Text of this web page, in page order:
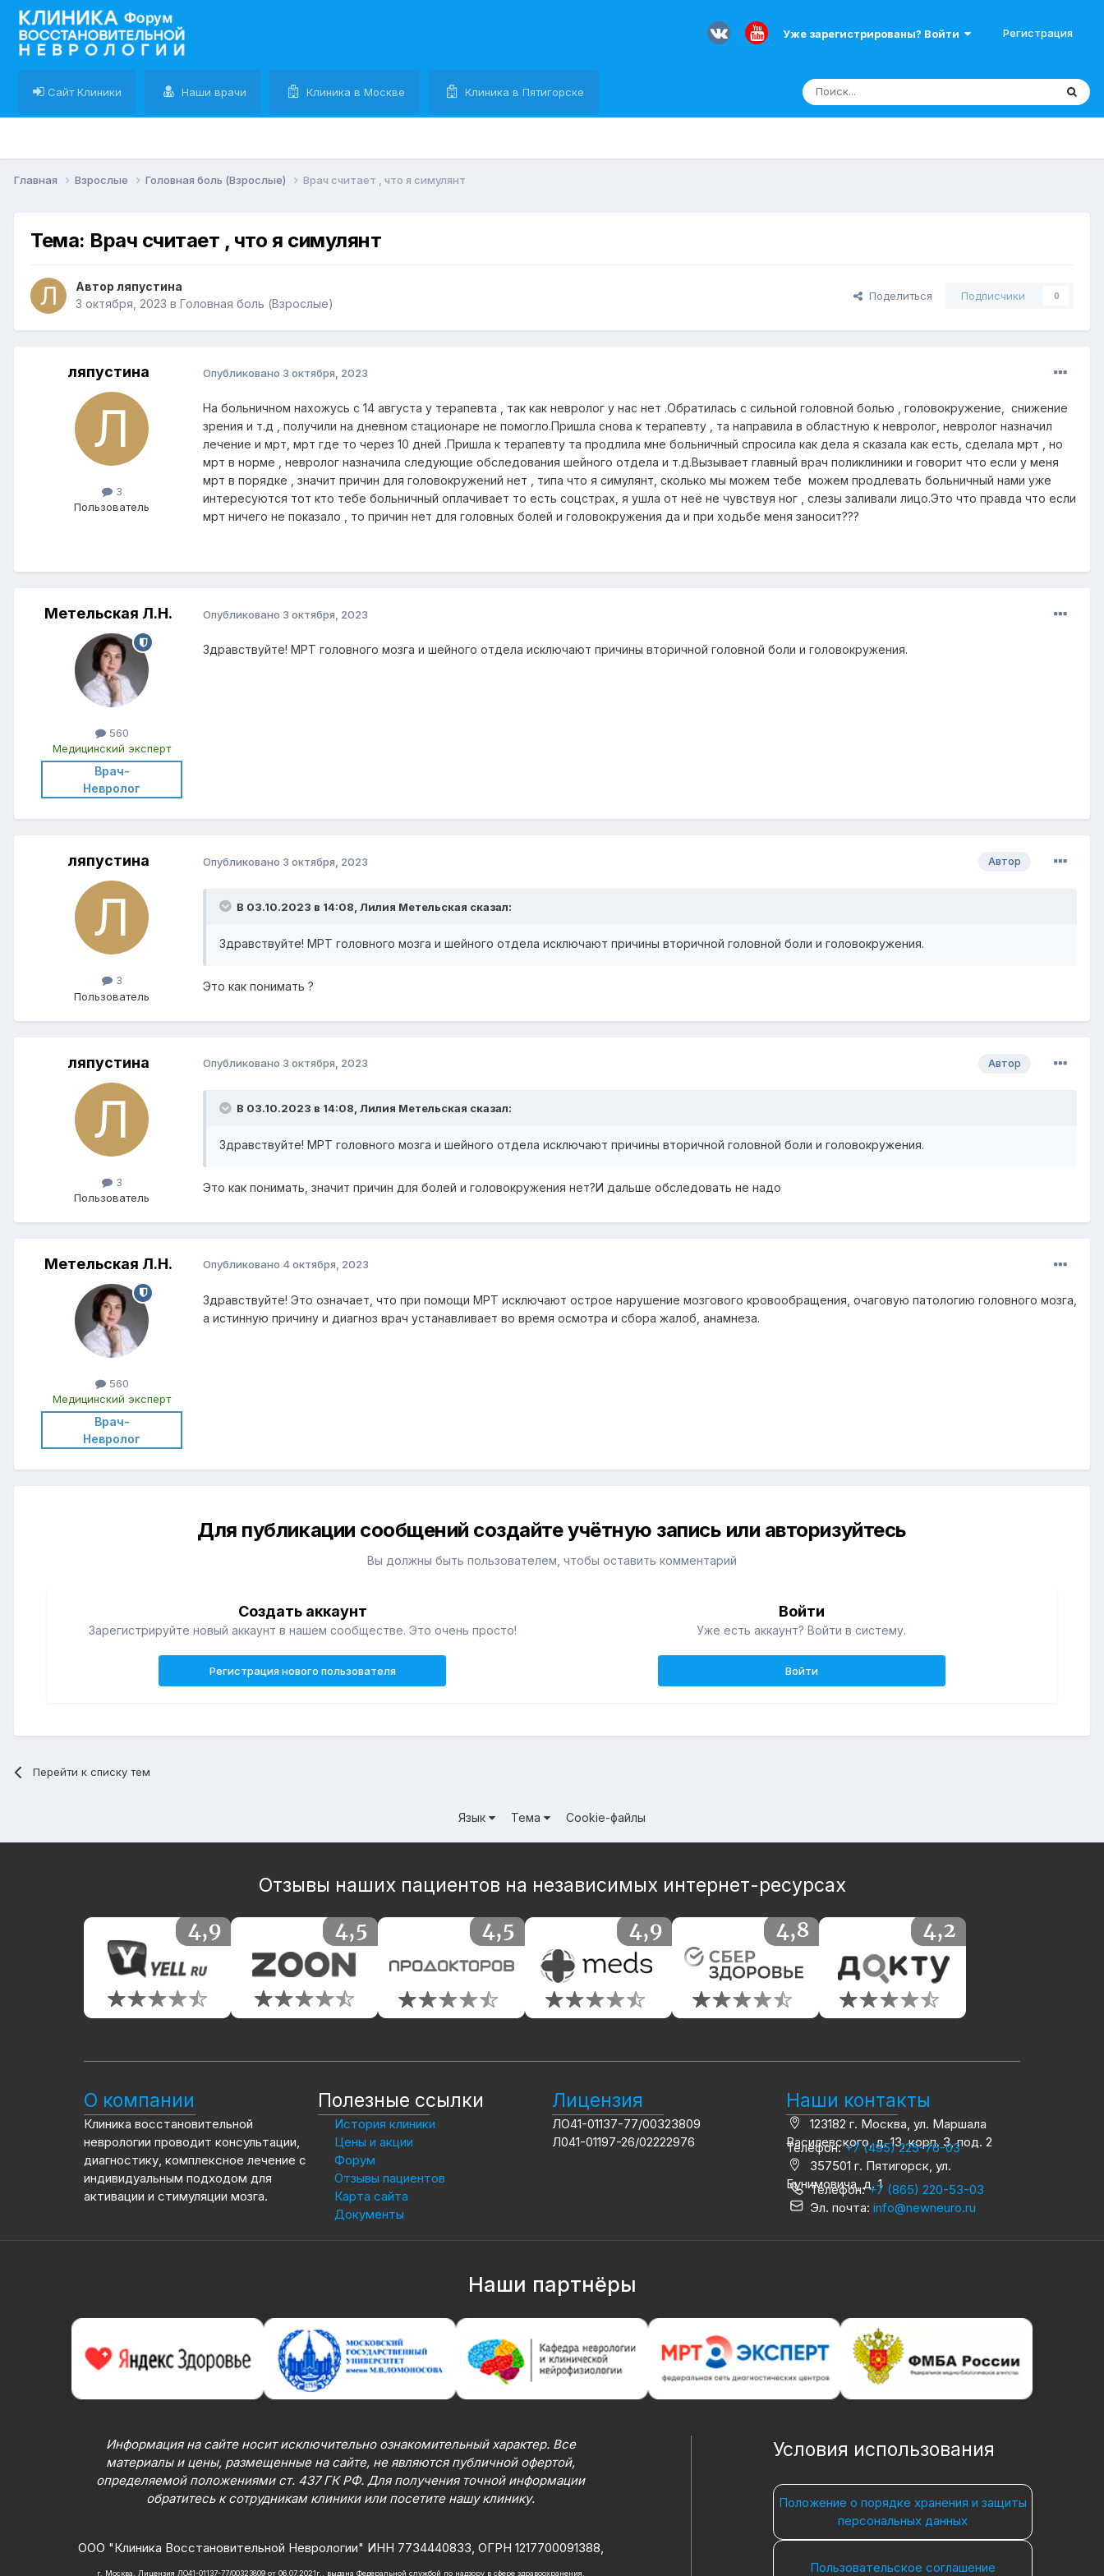
Уже зарегистрированы? Войти Регистрация
Сайт Клиники Наши врачи Клиника в Москве Клиника в Пятигорске
Главная Взрослые Головная боль (Взрослые) Врач считает , что я симулянт
Тема: Врач считает , что я симулянт
Автор ляпустина
3 октября, 2023 в Головная боль (Взрослые)
Поделиться Подписчики 0
ляпустина
3
Пользователь
Опубликовано 3 октября, 2023
На больничном нахожусь с 14 августа у терапевта , так как невролог у нас нет .Обратилась с сильной головной болью , головокружение, снижение
зрения и т.д , получили на дневном стационаре не помогло.Пришла снова к терапевту , та направила в областную к невролог, невролог назначил
лечение и мрт, мрт где то через 10 дней .Пришла к терапевту та продлила мне больничный спросила как дела я сказала как есть, сделала мрт , но
мрт в норме , невролог назначила следующие обследования шейного отдела и т.д.Вызывает главный врач поликлиники и говорит что если у меня
мрт в порядке , значит причин для головокружений нет , типа что я симулянт, сколько мы можем тебе можем продлевать больничный нами уже
интересуются тот кто тебе больничный оплачивает то есть соцстрах, я ушла от неё не чувствуя ног , слезы заливали лицо.Это что правда что если
мрт ничего не показало , то причин нет для головных болей и головокружения да и при ходьбе меня заносит???
Метельская Л.Н.
560
Медицинский эксперт
Врач-
Невролог
Опубликовано 3 октября, 2023
Здравствуйте! МРТ головного мозга и шейного отдела исключают причины вторичной головной боли и головокружения.
ляпустина
3
Пользователь
Автор
Опубликовано 3 октября, 2023
В 03.10.2023 в 14:08, Лилия Метельская сказал:
Здравствуйте! МРТ головного мозга и шейного отдела исключают причины вторичной головной боли и головокружения.
Это как понимать ?
ляпустина
3
Пользователь
Автор
Опубликовано 3 октября, 2023
В 03.10.2023 в 14:08, Лилия Метельская сказал:
Здравствуйте! МРТ головного мозга и шейного отдела исключают причины вторичной головной боли и головокружения.
Это как понимать, значит причин для болей и головокружения нет?И дальше обследовать не надо
Метельская Л.Н.
560
Медицинский эксперт
Врач-
Невролог
Опубликовано 4 октября, 2023
Здравствуйте! Это означает, что при помощи МРТ исключают острое нарушение мозгового кровообращения, очаговую патологию головного мозга,
а истинную причину и диагноз врач устанавливает во время осмотра и сбора жалоб, анамнеза.
Для публикации сообщений создайте учётную запись или авторизуйтесь
Вы должны быть пользователем, чтобы оставить комментарий
Создать аккаунт
Зарегистрируйте новый аккаунт в нашем сообществе. Это очень просто!
Регистрация нового пользователя
Войти
Уже есть аккаунт? Войти в систему.
Войти
Перейти к списку тем
Язык Тема Cookie-файлы
Отзывы наших пациентов на независимых интернет-ресурсах
О компании
Клиника восстановительной
неврологии проводит консультации,
диагностику, комплексное лечение с
индивидуальным подходом для
активации и стимуляции мозга.
Полезные ссылки
История клиники
Цены и акции
Форум
Отзывы пациентов
Карта сайта
Документы
Лицензия
ЛО41-01137-77/00323809
Л041-01197-26/02222976
Наши контакты
123182 г. Москва, ул. Маршала
Василевского, д. 13, корп. 3, под. 2
Телефон:+7 (495) 225-76-03
357501 г. Пятигорск, ул.
Бунимовича, д. 1
Телефон:+7 (865) 220-53-03
Эл. почта: info@newneuro.ru
Наши партнёры
Информация на сайте носит исключительно ознакомительный характер. Все
материалы и цены, размещенные на сайте, не являются публичной офертой,
определяемой положениями ст. 437 ГК РФ. Для получения точной информации
обратитесь к сотрудникам клиники или посетите нашу клинику.
ООО "Клиника Восстановительной Неврологии" ИНН 7734440833, ОГРН 1217700091388,
г. Москва, Лицензия ЛО41-01137-77/00323809 от 06.07.2021г., выдана Федеральной службой по надзору в сфере здравоохранения.
Условия использования
Положение о порядке хранения и защиты
персональных данных
Пользовательское соглашение